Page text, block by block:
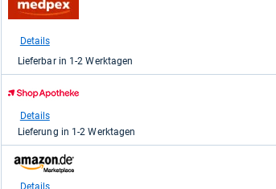
Shop:
medpex
11,99
kaufen.
Details
Lieferbar in 1-2 Werktagen
Shop:
Shop
Apotheke
für
Details
Lieferung in 1-2 Werktagen
zum
Shop:
Details